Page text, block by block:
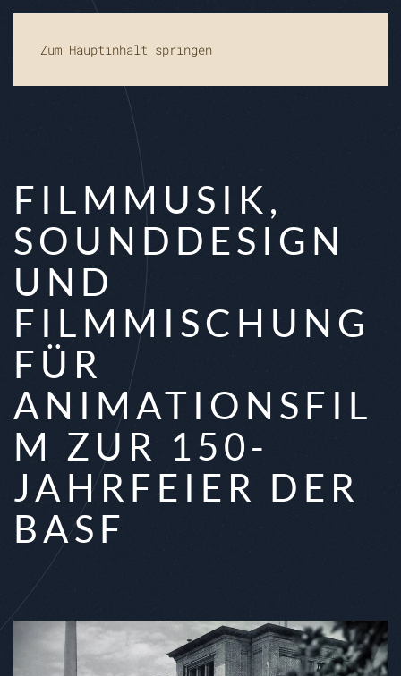
Zum Hauptinhalt springen
FILMMUSIK,
SOUNDDESIGN
UND
FILMMISCHUNG
FÜR
ANIMATIONSFIL
M ZUR 150-
JAHRFEIER DER
BASF